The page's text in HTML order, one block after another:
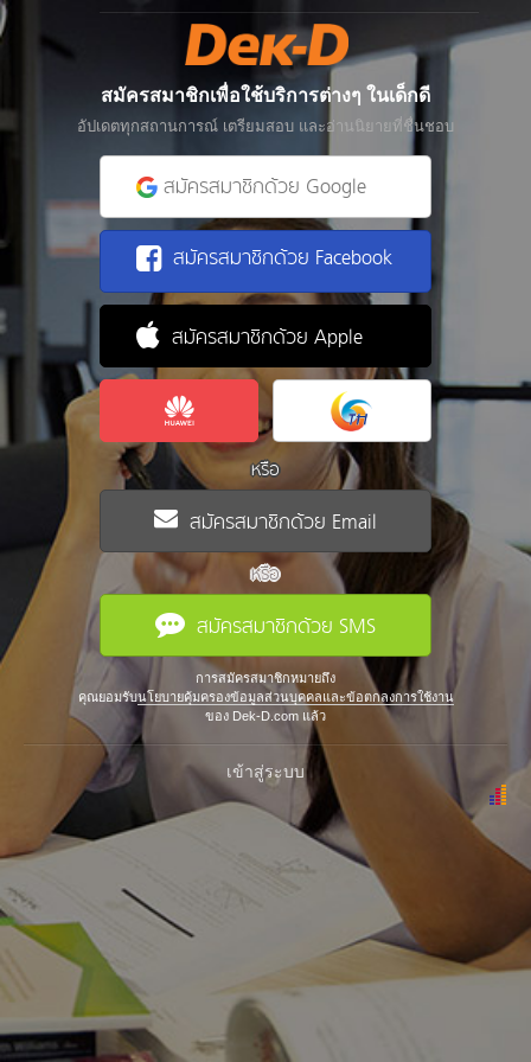
สมัครสมาชิกเพื่อใช้บริการต่างๆ ในเด็กดี
อัปเดตทุกสถานการณ์ เตรียมสอบ และอ่านนิยายที่ชื่นชอบ
สมัครสมาชิกด้วย Google
สมัครสมาชิกด้วย Facebook
สมัครสมาชิกด้วย Apple
หรือ
สมัครสมาชิกด้วย Email
หรือ
สมัครสมาชิกด้วย SMS
การสมัครสมาชิกหมายถึง
คุณยอมรับนโยบายคุ้มครองข้อมูลส่วนบุคคลและข้อตกลงการใช้งาน
ของ Dek-D.com แล้ว
เข้าสู่ระบบ